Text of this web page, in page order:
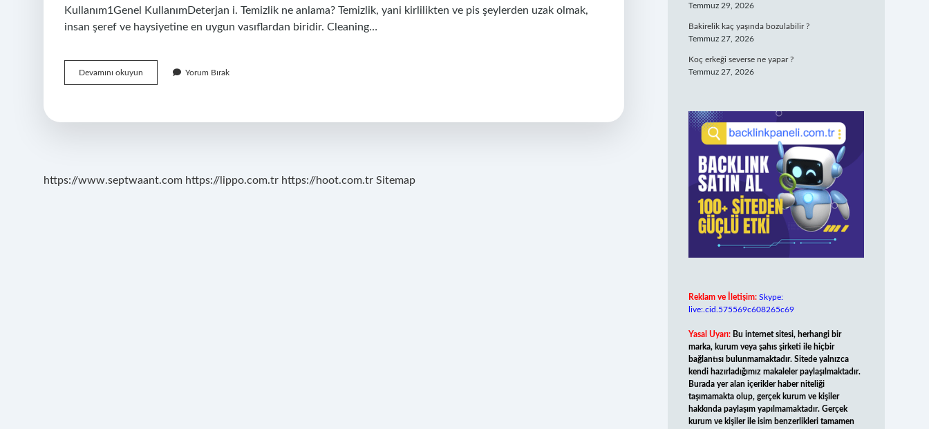
Kullanım1Genel KullanımDeterjan i. Temizlik ne anlama? Temizlik, yani kirlilikten ve pis şeylerden uzak olmak,
insan şeref ve haysiyetine en uygun vasıflardan biridir. Cleaning…
Devamını okuyun
Işleri
Ingilizce
Yorum Bırak
https://www.septwaant.com https://lippo.com.tr https://hoot.com.tr Sitemap
Temmuz 29, 2026
Bakirelik kaç yaşında bozulabilir ?
Temmuz 27, 2026
Koç erkeği severse ne yapar ?
Temmuz 27, 2026
Reklam ve İletişim: Skype:
live:.cid.575569c608265c69
Yasal Uyarı: Bu internet sitesi, herhangi bir
marka, kurum veya şahıs şirketi ile hiçbir
bağlantısı bulunmamaktadır. Sitede yalnızca
kendi hazırladığımız makaleler paylaşılmaktadır.
Burada yer alan içerikler haber niteliği
taşımamakta olup, gerçek kurum ve kişiler
hakkında paylaşım yapılmamaktadır. Gerçek
kurum ve kişiler ile isim benzerlikleri tamamen